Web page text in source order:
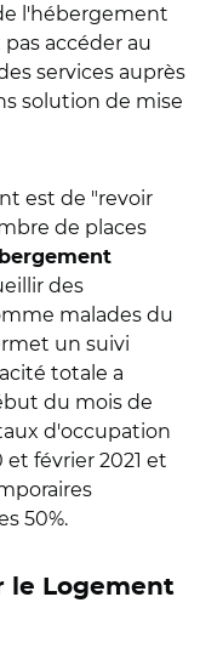
l'hébergement
accéder au
services auprès
solution de mise
est de "revoir
de places
des
malades du
un suivi
totale a
du mois de
d'occupation
février 2021 et
50%.
le Logement